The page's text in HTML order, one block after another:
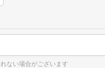
ない場合がございます